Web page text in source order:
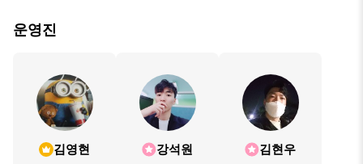
운영진
김영현 강석원 김현우